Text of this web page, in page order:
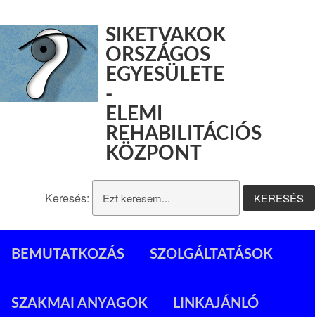
SIKETVAKOK
ORSZÁGOS
EGYESÜLETE
-
ELEMI
REHABILITÁCIÓS
KÖZPONT
Keresés:
BEMUTATKOZÁS SZOLGÁLTATÁSOK
SZAKMAI ANYAGOK LINKAJÁNLÓ